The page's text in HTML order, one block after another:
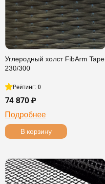
Углеродный холст FibArm Tape
230/300
Рейтинг: 0
74 870 ₽
Подробнее
В корзину